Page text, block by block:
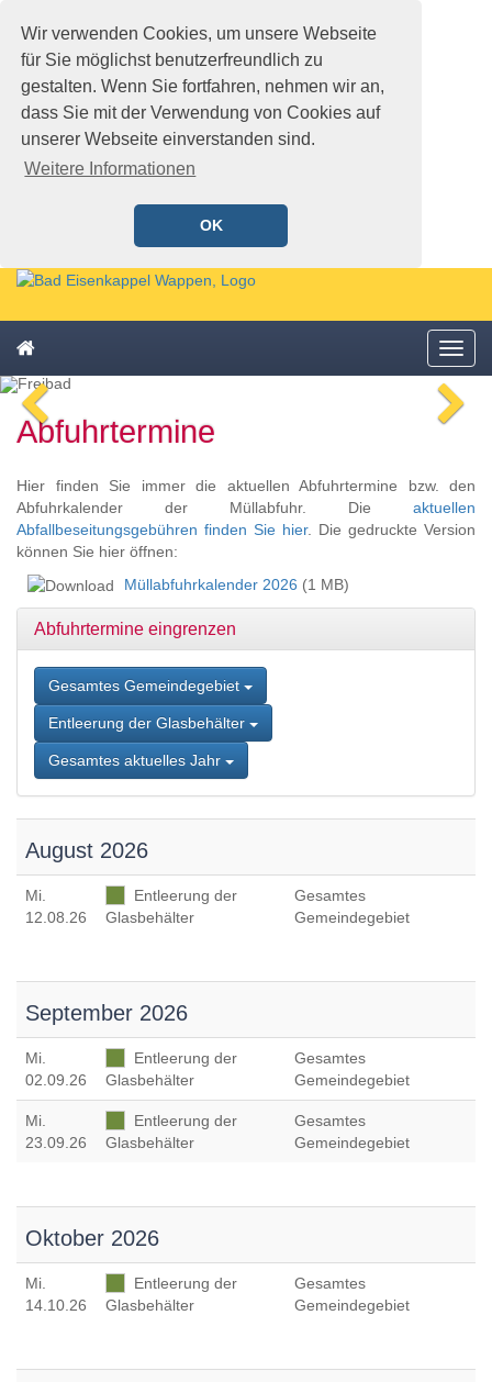
Wir verwenden Cookies, um unsere Webseite
für Sie möglichst benutzerfreundlich zu
gestalten. Wenn Sie fortfahren, nehmen wir an,
dass Sie mit der Verwendung von Cookies auf
unserer Webseite einverstanden sind.
Weitere Informationen
OK
Schnellmenü
Zur
springen,
Accesskey
Zur
Hauptnavigation
springen,
Zur
Kontaktseite
springen,
Accesskey
Sitemap
springen,
Accesskey
Schnellmenü
zurück
Menü
Bild
Zum
Schnellmenü
zurück
Abfuhrtermine
Hier finden Sie immer die aktuellen Abfuhrtermine bzw. den
Abfuhrkalender der Müllabfuhr. Die aktuellen
Abfallbeseitungsgebühren finden Sie hier. Die gedruckte Version
können Sie hier öffnen:
Müllabfuhrkalender 2026 (1 MB)
Abfuhrtermine eingrenzen
Gesamtes Gemeindegebiet
Entleerung der Glasbehälter
Gesamtes aktuelles Jahr
August 2026
Mi.
12.08.26
Entleerung der
Glasbehälter
Gesamtes
Gemeindegebiet
September 2026
Mi.
02.09.26
Entleerung der
Glasbehälter
Gesamtes
Gemeindegebiet
Mi.
23.09.26
Entleerung der
Glasbehälter
Gesamtes
Gemeindegebiet
Oktober 2026
Mi.
14.10.26
Entleerung der
Glasbehälter
Gesamtes
Gemeindegebiet